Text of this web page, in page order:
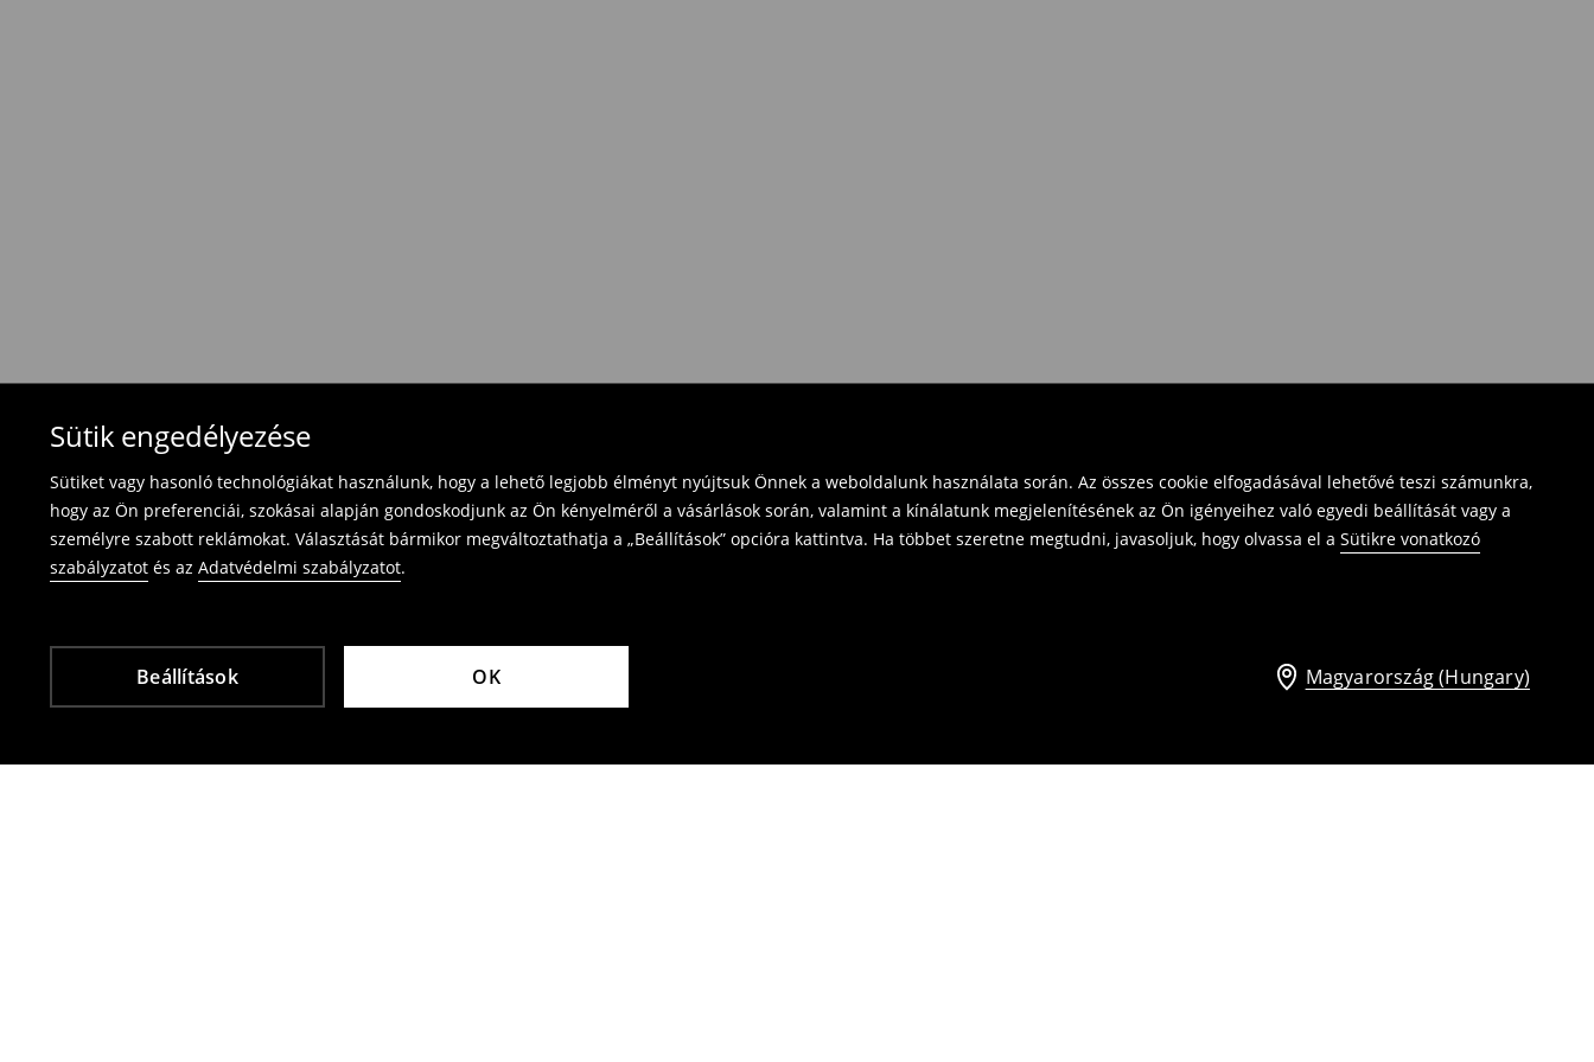
Sütik engedélyezése
Sütiket vagy hasonló technológiákat használunk, hogy a lehető legjobb élményt nyújtsuk Önnek a weboldalunk használata során. Az összes cookie elfogadásával lehetővé teszi számunkra,
hogy az Ön preferenciái, szokásai alapján gondoskodjunk az Ön kényelméről a vásárlások során, valamint a kínálatunk megjelenítésének az Ön igényeihez való egyedi beállítását vagy a
személyre szabott reklámokat. Választását bármikor megváltoztathatja a „Beállítások” opcióra kattintva. Ha többet szeretne megtudni, javasoljuk, hogy olvassa el a Sütikre vonatkozó
szabályzatot és az Adatvédelmi szabályzatot.
Beállítások OK Magyarország (Hungary)
Fürdőruhákat és pizsamákat nem lehet visszavinni üzleteinkbe. Kérjük,
használja az online visszaküldési űrlapot.
Termék visszavétel